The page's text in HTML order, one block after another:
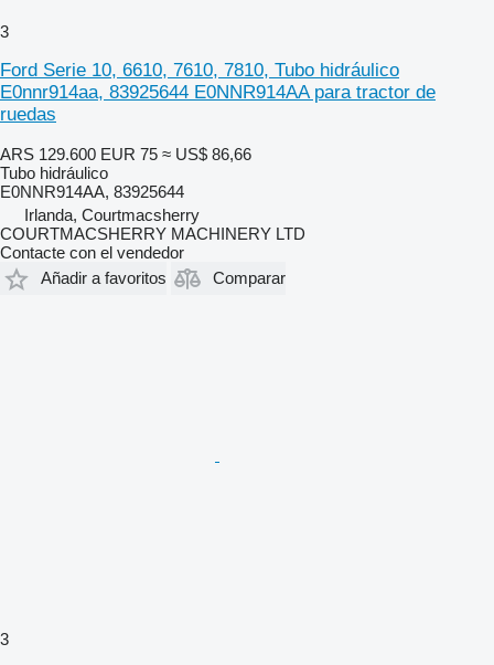
3
Ford Serie 10, 6610, 7610, 7810, Tubo hidráulico
E0nnr914aa, 83925644 E0NNR914AA para tractor de
ruedas
ARS 129.600 EUR 75 ≈ US$ 86,66
Tubo hidráulico
E0NNR914AA, 83925644
Irlanda, Courtmacsherry
COURTMACSHERRY MACHINERY LTD
Contacte con el vendedor
Añadir a favoritos
Comparar
3